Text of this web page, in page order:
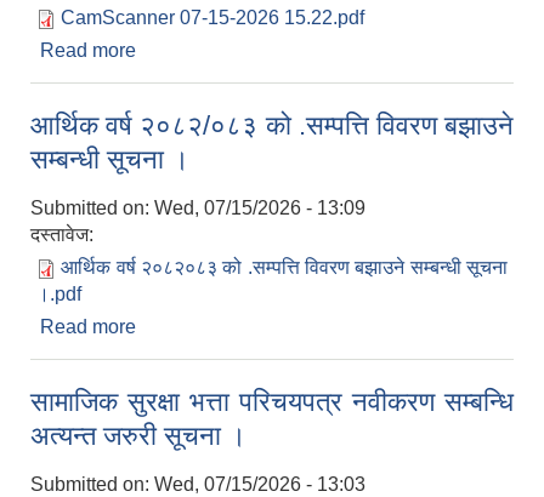
CamScanner 07-15-2026 15.22.pdf
Read more
आर्थिक वर्ष २०८२/०८३ को .सम्पत्ति विवरण बझाउने
सम्बन्धी सूचना ।
Submitted on: Wed, 07/15/2026 - 13:09
दस्तावेज:
आर्थिक वर्ष २०८२०८३ को .सम्पत्ति विवरण बझाउने सम्बन्धी सूचना
।.pdf
Read more
सामाजिक सुरक्षा भत्ता परिचयपत्र नवीकरण सम्बन्धि
अत्यन्त जरुरी सूचना ।
Submitted on: Wed, 07/15/2026 - 13:03